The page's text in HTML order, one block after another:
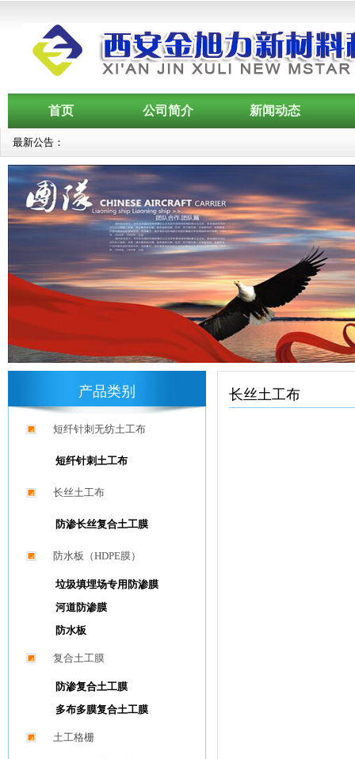
首页 公司简介 新闻动态
最新公告：
产品类别
短纤针刺无纺土工布
短纤针刺土工布
长丝土工布
防渗长丝复合土工膜
防水板（HDPE膜）
垃圾填埋场专用防渗膜
河道防渗膜
防水板
复合土工膜
防渗复合土工膜
多布多膜复合土工膜
土工格栅
长丝土工布